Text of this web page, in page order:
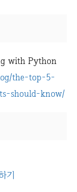
with Python
the-top-5-
should-know/
기